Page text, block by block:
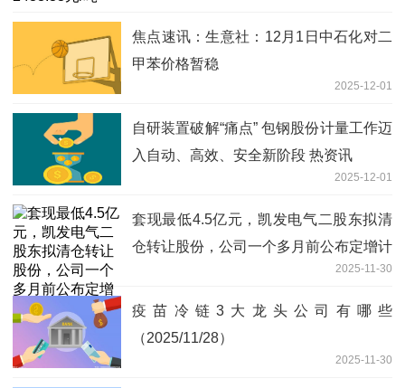
焦点速讯：生意社：12月1日中石化对二
甲苯价格暂稳
2025-12-01
自研装置破解“痛点” 包钢股份计量工作迈
入自动、高效、安全新阶段 热资讯
2025-12-01
套现最低4.5亿元，凯发电气二股东拟清
仓转让股份，公司一个多月前公布定增计
2025-11-30
疫苗冷链3大龙头公司有哪些
（2025/11/28）
2025-11-30